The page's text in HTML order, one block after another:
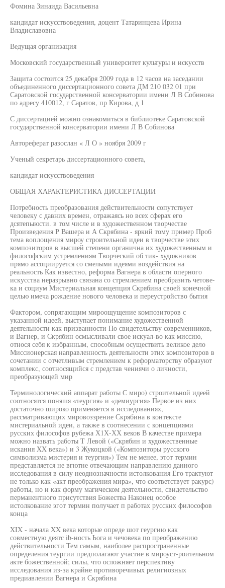
Фомина Зинаида Васильевна
кандидат искусствоведения, доцент Татаринцева Ирина
Владиславовна
Ведущая организация
Московский государственный университет культуры и искусств
Защита состоится 25 декабря 2009 года в 12 часов на заседании
объединенного диссертационного совета ДМ 210 032 01 при
Саратовской государственной консерватории имени Л В Собинова
по адресу 410012, г Саратов, пр Кирова, д 1
С диссертацией можно ознакомиться в библиотеке Саратовской
государственной консерватории имени Л В Собинова
Автореферат разослан « Л О » ноября 2009 г
Ученый секретарь диссертационного совета,
кандидат искусствоведения
ОБЩАЯ ХАРАКТЕРИСТИКА ДИССЕРТАЦИИ
Потребность преобразования действительности сопутствует
человеку с давних времен, отражаясь но всех сферах его
дсятепыюсти. в том числе и в художественном творчестве
Произведения Р Вашера и А Скрябина - яркий тому пример Проб
тема воплощения мироу строительной идеи в творчестве этих
композиторов в высшей степени органична их художественным и
философским устремлениям Творческий об тик- художников
прямо ассоциируется со смелыми идеями воздействия на
реальность Как известно, реформа Вагнера в области оперного
искусства неразрывно связана со стремлением преобразить четове-
ка и социум Мистериальная концепция Скрябина своей конечной
целью имеча рождение нового человека и переустройство бытия
Фактором, сопрягающим мироощущение композиторов с
указанной идеей, выступает понимание художественной
деятельности как призванности По свидетельству современников,
и Вагнер, и Скрябин осмысливали свое искуал-во как миссию,
относя себя к избранным, способным осуществить великое дело
Миссионерская направленность деятельности этих композиторов в
сочетании с отчетливым стремлением к реформаторству образуют
комплекс, соотносящийся с представ чениячи о личности,
преобразующей мир
Терминологический аппарат работы С миро) строительной идеей
соотносятся поняшя «теургия» и «демиургия» Первое из них
достаточно широко применяется в исследованиях,
рассматривающих мировоззрение Скрябина в контексте
мистериальной идеи, а также в соотнесении с концепциями
русских философов рубежа Х1Х-ХХ веков В качестве примера
можно назвать работы Т Левой («Скрябин и художественные
искания XX века») и 3 Жукоцкой («Композиторы русского
символизма мистерия и теургия») Тем не менее, этот термин
представляется не вгютне отвечающим направлению данного
исследования в силу неоднозначности истолкования Его трактуют
не только как «акт преображения мира», что соответствует ракурс)
работы, но и как форму магическом деятельности, свидетельство
перманентного присутствия Божества Наконец особое
истолкование эгот термин получает п работах русских философов
конца
XIX - начала XX века которые опреде шот геургию как
совместную деятс ib-ность Ьога и чечовека по преображению
действительности Тем самым, наиболее распространенные
определения теургии предполагают участие в мироуст-роительном
акте божественной; силы, что осложняет перспективу
исследования из-за крайне противоречивых религиозных
предиавлении Вагнера и Скрябина